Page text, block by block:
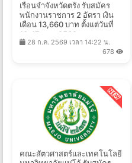
เรือนจำจังหวัดตรัง รับสมัคร
พนักงานราชการ 2 อัตรา เงิน
เดือน 13,660 บาท ตั้งแต่วันที่
10-17 ส.ค. 2569
28 ก.ค. 2569 เวลา 14:22 น.
678
คณะสัตวศาสตร์และเทคโนโลยี